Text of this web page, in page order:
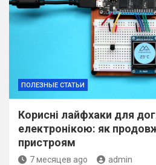
ПОЛЕЗНЫЕ СТАТЬИ
Корисні лайфхаки для
електронікою: як
пристроям
7 месяцев ago admin